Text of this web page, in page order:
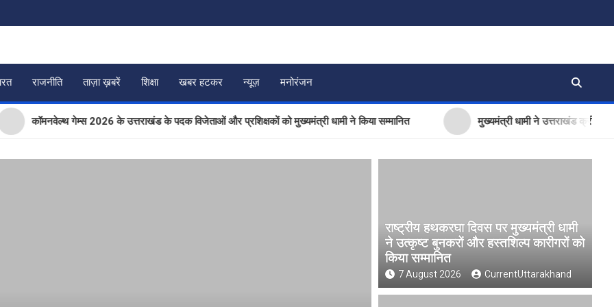
राजनीति ताज़ा ख़बरें शिक्षा खबर हटकर न्यूज़ मनोरंजन
गेम्स 2026 के उत्तराखंड के पदक विजेताओं और प्रशिक्षकों को मुख्यमंत्री धामी ने किया सम्मानित मुख्यमंत्री धामी ने उत्तराखंड क्रीड़ा
राष्ट्रीय हथकरघा दिवस पर मुख्यमंत्री धामी
ने उत्कृष्ट बुनकरों और हस्तशिल्प कारीगरों को
किया सम्मानित
7 August 2026 CurrentUttarakhand